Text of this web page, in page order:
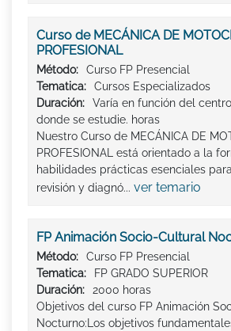
Curso de MECÁNICA DE
PROFESIONAL
Método:
Curso FP Presencial
Tematica:
Cursos Especializados
Duración:
Varía en función del
donde se estudie. horas
Nuestro Curso de MECÁNICA DE
PROFESIONAL está orientado a la
habilidades prácticas esenciales
revisión y diagnó... ver temario
FP Animación Socio-Cultural
Método:
Curso FP Presencial
Tematica:
FP GRADO SUPERIOR
Duración:
2000 horas
Objetivos del curso FP Animación
Nocturno:Los objetivos